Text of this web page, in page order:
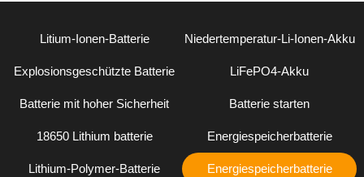
Litium-Ionen-Batterie Niedertemperatur-Li-Ionen-Akku
Explosionsgeschützte Batterie LiFePO4-Akku
Batterie mit hoher Sicherheit Batterie starten
18650 Lithium batterie Energiespeicherbatterie
Lithium-Polymer-Batterie Energiespeicherbatterie